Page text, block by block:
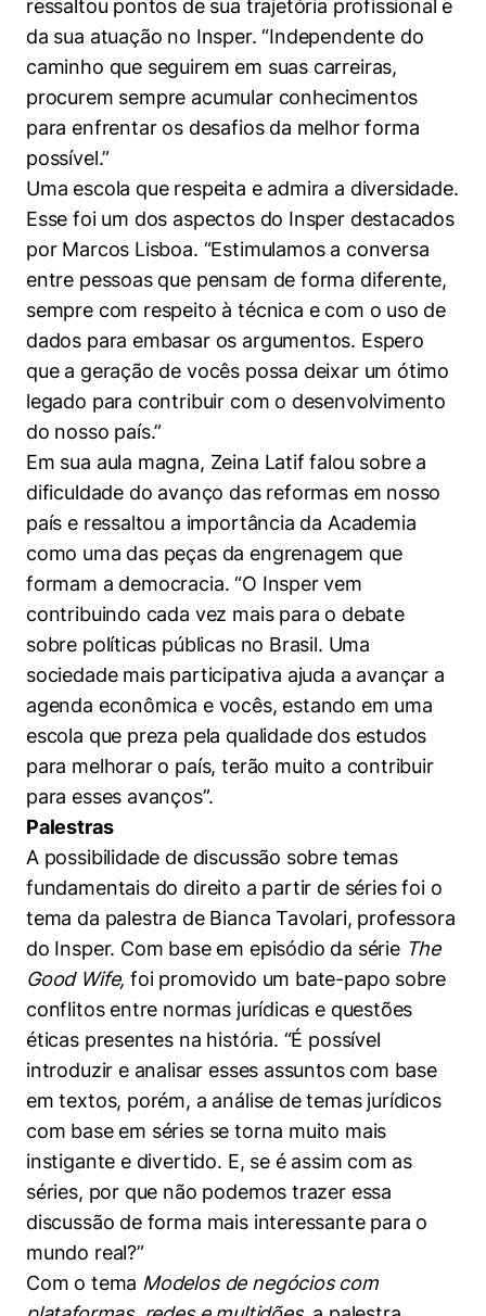
ressaltou pontos de sua trajetória profissional e
da sua atuação no Insper. “Independente do
caminho que seguirem em suas carreiras,
procurem sempre acumular conhecimentos
para enfrentar os desafios da melhor forma
possível.”
Uma escola que respeita e admira a diversidade.
Esse foi um dos aspectos do Insper destacados
por Marcos Lisboa. “Estimulamos a conversa
entre pessoas que pensam de forma diferente,
sempre com respeito à técnica e com o uso de
dados para embasar os argumentos. Espero
que a geração de vocês possa deixar um ótimo
legado para contribuir com o desenvolvimento
do nosso país.”
Em sua aula magna, Zeina Latif falou sobre a
dificuldade do avanço das reformas em nosso
país e ressaltou a importância da Academia
como uma das peças da engrenagem que
formam a democracia. “O Insper vem
contribuindo cada vez mais para o debate
sobre políticas públicas no Brasil. Uma
sociedade mais participativa ajuda a avançar a
agenda econômica e vocês, estando em uma
escola que preza pela qualidade dos estudos
para melhorar o país, terão muito a contribuir
para esses avanços”.
Palestras
A possibilidade de discussão sobre temas
fundamentais do direito a partir de séries foi o
tema da palestra de Bianca Tavolari, professora
do Insper. Com base em episódio da série The
Good Wife,foi promovido um bate-papo sobre
conflitos entre normas jurídicas e questões
éticas presentes na história. “É possível
introduzir e analisar esses assuntos com base
em textos, porém, a análise de temas jurídicos
com base em séries se torna muito mais
instigante e divertido. E, se é assim com as
séries, por que não podemos trazer essa
discussão de forma mais interessante para o
mundo real?”
Com o tema Modelos de negócios com